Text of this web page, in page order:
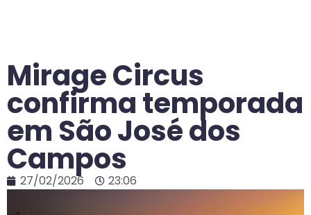
Mirage Circus
confirma temporada
em São José dos
Campos
27/02/2026 23:06